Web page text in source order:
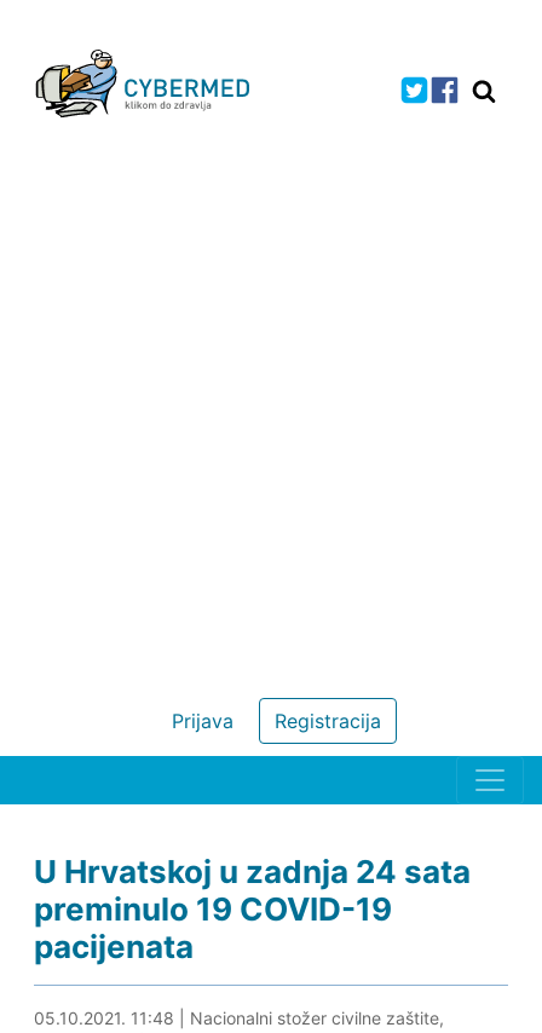
Registracija
Prijava
U Hrvatskoj u zadnja 24 sata
preminulo 19 COVID-19
pacijenata
05.10.2021. 12:05
05.10.2021. 11:48
Nacionalni stožer civilne zaštite,